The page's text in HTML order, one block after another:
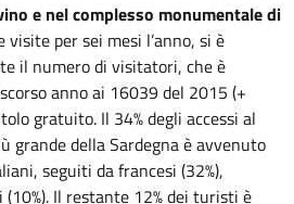
e nel complesso monumentale di
visite per sei mesi l’anno, si è
il numero di visitatori, che è
anno ai 16039 del 2015 (+
gratuito. Il 34% degli accessi al
grande della Sardegna è avvenuto
seguiti da francesi (32%),
(10%). Il restante 12% dei turisti è